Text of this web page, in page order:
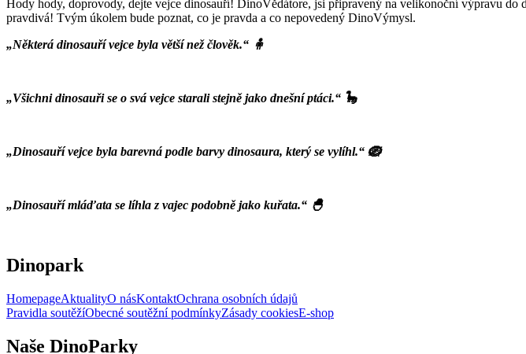
Hody hody, doprovody, dejte vejce dinosauří! DinoVědátore, jsi připravený na velikonoční výpravu do
pravdivá! Tvým úkolem bude poznat, co je pravda a co nepovedený DinoVýmysl.
„Některá dinosauří vejce byla větší než člověk.“ 🧍
„Všichni dinosauři se o svá vejce starali stejně jako dnešní ptáci.“ 🦕
„Dinosauří vejce byla barevná podle barvy dinosaura, který se vylíhl.“ 🪺
„Dinosauří mláďata se líhla z vajec podobně jako kuřata.“ 🐣
Dinopark
HomepageAktualityO násKontaktOchrana osobních údajů
Pravidla soutěžíObecné soutěžní podmínkyZásady cookiesE-shop
Naše DinoParky